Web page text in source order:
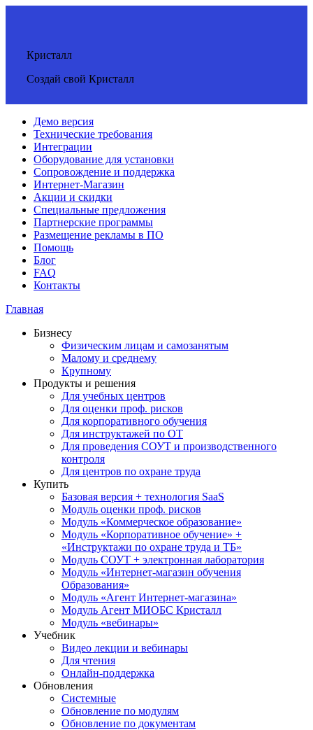
Кристалл
Создай свой Кристалл
Демо версия
Технические требования
Интеграции
Оборудование для установки
Сопровождение и поддержка
Интернет-Магазин
Акции и скидки
Специальные предложения
Партнерские программы
Размещение рекламы в ПО
Помощь
Блог
FAQ
Контакты
Главная
Бизнесу
Физическим лицам и самозанятым
Малому и среднему
Крупному
Продукты и решения
Для учебных центров
Для оценки проф. рисков
Для корпоративного обучения
Для инструктажей по ОТ
Для проведения СОУТ и производственного
контроля
Для центров по охране труда
Купить
Базовая версия + технология SaaS
Модуль оценки проф. рисков
Модуль «Коммерческое образование»
Модуль «Корпоративное обучение» +
«Инструктажи по охране труда и ТБ»
Модуль СОУТ + электронная лаборатория
Модуль «Интернет-магазин обучения
Образования»
Модуль «Агент Интернет-магазина»
Модуль Агент МИОБС Кристалл
Модуль «вебинары»
Учебник
Видео лекции и вебинары
Для чтения
Онлайн-поддержка
Обновления
Системные
Обновление по модулям
Обновление по документам